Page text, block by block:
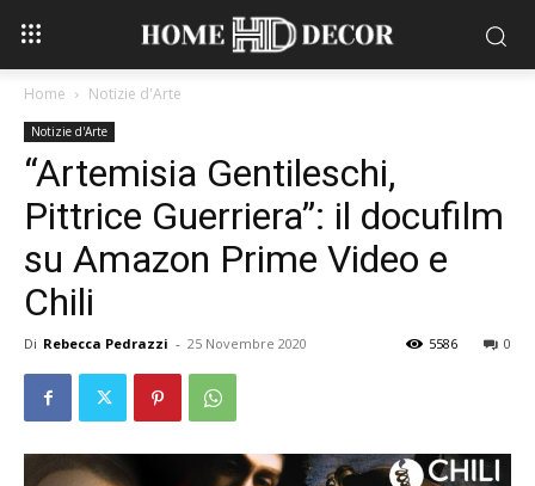
Home Notizie d'Arte
Notizie d'Arte
“Artemisia Gentileschi,
Pittrice Guerriera”: il docufilm
su Amazon Prime Video e
Chili
Di Rebecca Pedrazzi - 25 Novembre 2020 0
5586